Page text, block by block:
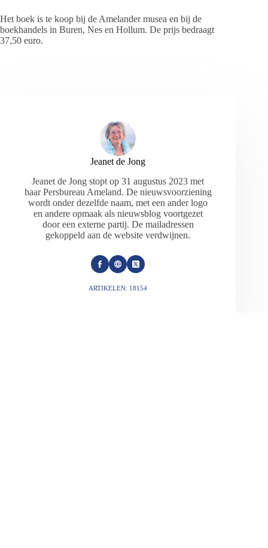
Het boek is te koop bij de Amelander musea en bij de
boekhandels in Buren, Nes en Hollum. De prijs bedraagt
37,50 euro.
Jeanet de Jong
Jeanet de Jong stopt op 31 augustus 2023 met
haar Persbureau Ameland. De nieuwsvoorziening
wordt onder dezelfde naam, met een ander logo
en andere opmaak als nieuwsblog voortgezet
door een externe partij. De mailadressen
gekoppeld aan de website verdwijnen.
ARTIKELEN: 18154